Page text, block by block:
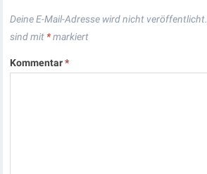
Deine E-Mail-Adresse wird nicht veröffentlicht.
sind mit *markiert
Kommentar*